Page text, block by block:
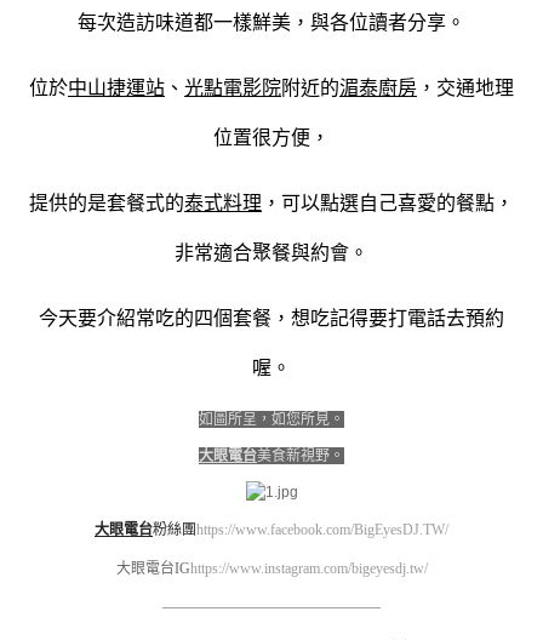
每次造訪味道都一樣鮮美，與各位讀者分享。
位於中山捷運站 、 光點電影院附近的湄泰廚房 ，交通地理
位置很方便，
提供的是套餐式的泰式料理 ，可以點選自己喜愛的餐點，
非常適合聚餐與約會。
今天要介紹常吃的四個套餐，想吃記得要打電話去預約
喔。
如圖所呈，如您所見。
大眼電台美食新視野。
大眼電台粉絲團https://www.facebook.com/BigEyesDJ.TW/
大眼電台IGhttps://www.instagram.com/bigeyesdj.tw/
————————————————————